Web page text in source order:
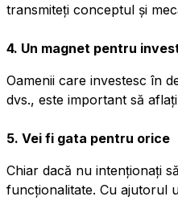
transmiteți conceptul și
4. Un magnet pentru
Oamenii care investesc în
dvs., este important să
5. Vei fi gata pentru orice
Chiar dacă nu intenționați
funcționalitate. Cu ajutorul